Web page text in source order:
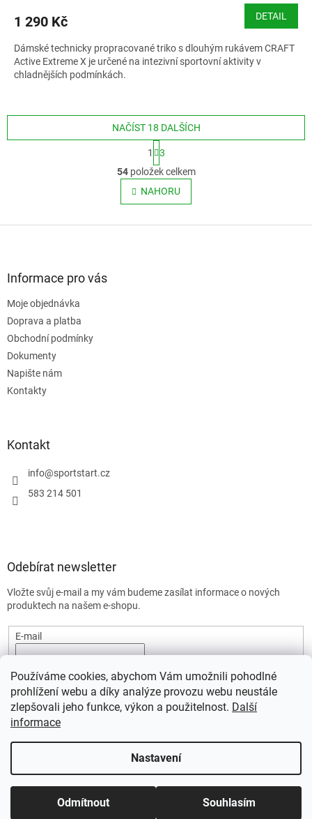
Používáme cookies, abychom Vám umožnili pohodlné
prohlížení webu a díky analýze provozu webu neustále
zlepšovali jeho funkce, výkon a použitelnost. Další
informace
Nastavení
Odmítnout Souhlasím
1 290 Kč DETAIL
Dámské technicky propracované triko s dlouhým rukávem CRAFT
Active Extreme X je určené na intezivní sportovní aktivity v
chladnějších podmínkách.
O
v
l
á
NAČÍST 18 DALŠÍCH
t
r
á
n
k
v
1
3
54položek celkem
NAHORU
Informace pro vás
Moje objednávka
Doprava a platba
Obchodní podmínky
Dokumenty
Napište nám
Kontakty
Kontakt
info@sportstart.cz
583 214 501
Odebírat newsletter
Vložte svůj e-mail a my vám budeme zasílat informace o nových
produktech na našem e-shopu.
E-mail
údajů.
PŘIHLÁSIT SE
Vytvořil Shoptet
Copyright 2026SportStart.cz . Všechna práva vyhrazena.